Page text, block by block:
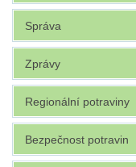
Správa
Zprávy
Regionální potraviny
Bezpečnost potravin